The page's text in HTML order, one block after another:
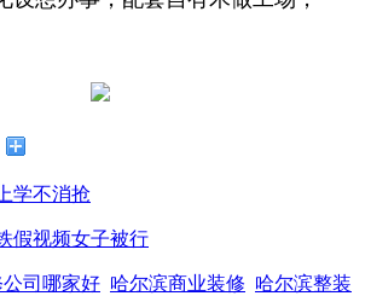
学不消抢
假视频女子被行
司哪家好 哈尔滨商业装修 哈尔滨整装